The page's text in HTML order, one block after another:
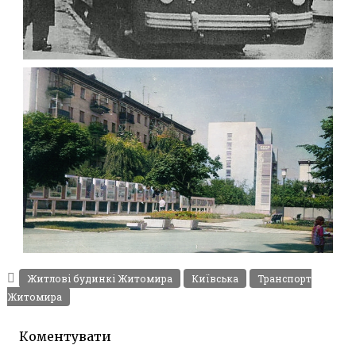
ПЕРШІ ЗІУ-5 ТРОЛЕЙБУСИ ЖИТОМИРА 1962
ПОЛІТИЧНА АГІТАЦІЯ В ЖИТОМИРІ 1981
Фото Житомир (1980-
1990)
Житлові будинкі Житомира Київська
Транспорт
Житомира
Коментувати